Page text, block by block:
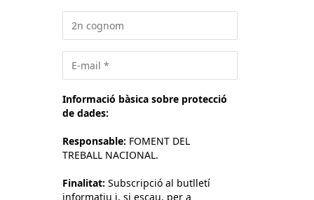
Informació bàsica sobre protecció
de dades:
Responsable: FOMENT DEL
TREBALL NACIONAL.
Finalitat: Subscripció al butlletí
informatiu i, si escau, per a